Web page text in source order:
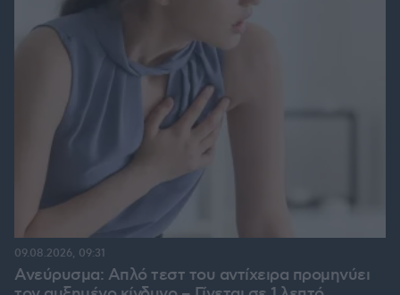
Ανεύρυσμα: Απλό τεστ του αντίχειρα προμηνύει
09.08.2026, 09:31